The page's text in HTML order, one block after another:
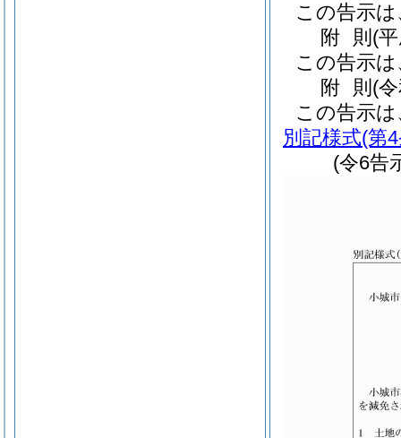
この告示
附 則 (
この告示
附 則 (
この告示
別記様式(第
(令6告